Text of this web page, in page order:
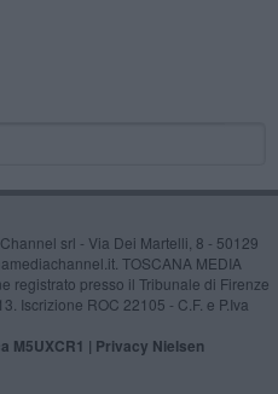
srl - Via Dei Martelli, 8 - 50129
TOSCANA MEDIA
registrato presso il Tribunale di Firenze
Iscrizione ROC 22105 - C.F. e P.Iva
M5UXCR1 | Privacy Nielsen